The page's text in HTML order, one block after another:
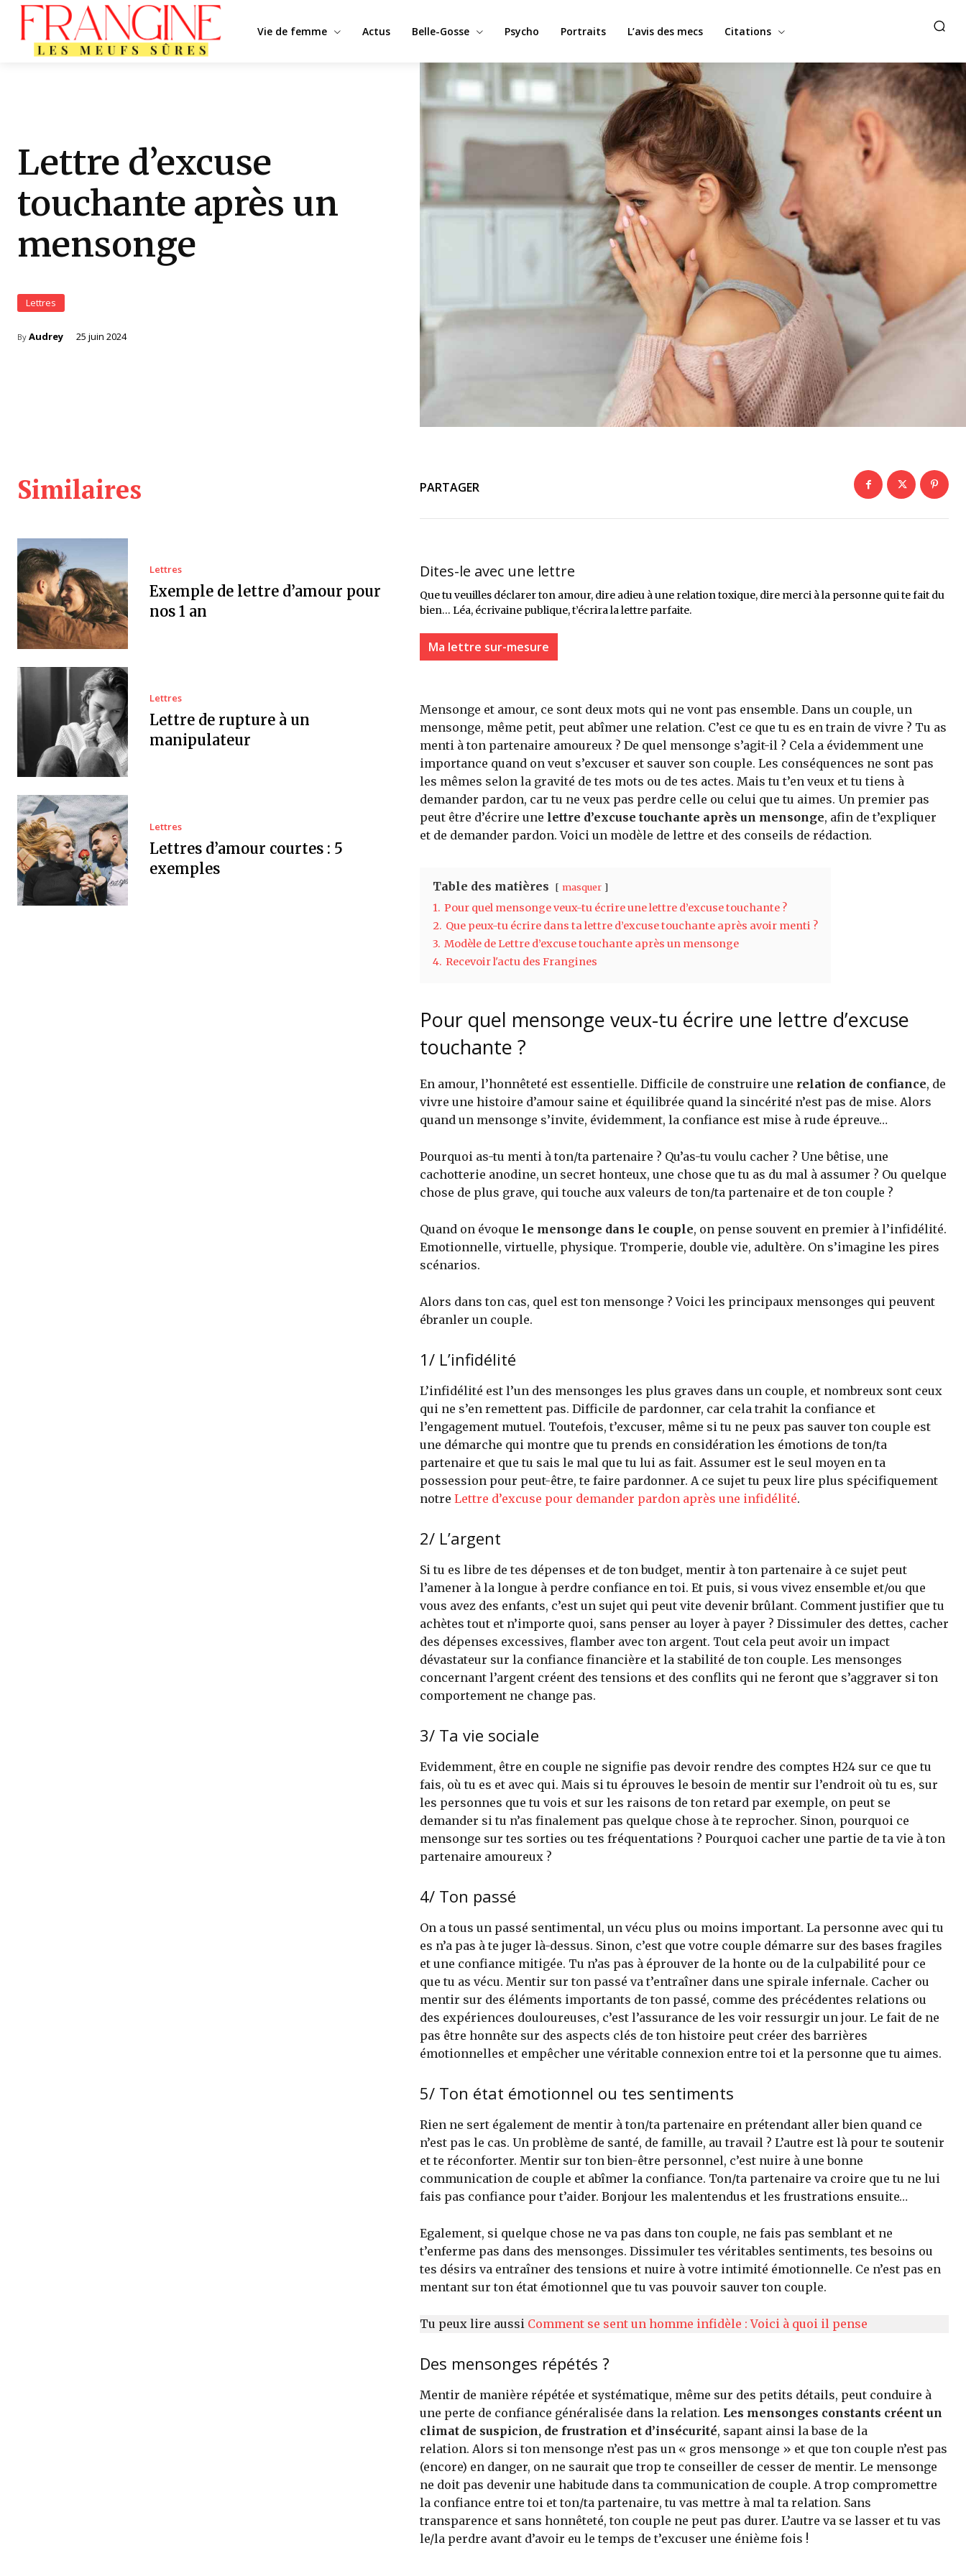
Vie de femme Actus Belle-Gosse Psycho Portraits L’avis des mecs Citations
Lettre d’excuse
touchante après un
mensonge
Lettres
By Audrey 25 juin 2024
Similaires
Lettres
Exemple de lettre d’amour pour
nos 1 an
Lettres
Lettre de rupture à un
manipulateur
Lettres
Lettres d’amour courtes : 5
exemples
PARTAGER
Dites-le avec une lettre
Que tu veuilles déclarer ton amour, dire adieu à une relation toxique, dire merci à la personne qui te fait du
bien… Léa, écrivaine publique, t’écrira la lettre parfaite.
Ma lettre sur-mesure
Mensonge et amour, ce sont deux mots qui ne vont pas ensemble. Dans un couple, un
mensonge, même petit, peut abîmer une relation. C’est ce que tu es en train de vivre ? Tu as
menti à ton partenaire amoureux ? De quel mensonge s’agit-il ? Cela a évidemment une
importance quand on veut s’excuser et sauver son couple. Les conséquences ne sont pas
les mêmes selon la gravité de tes mots ou de tes actes. Mais tu t’en veux et tu tiens à
demander pardon, car tu ne veux pas perdre celle ou celui que tu aimes. Un premier pas
peut être d’écrire une lettre d’excuse touchante après un mensonge, afin de t’expliquer
et de demander pardon. Voici un modèle de lettre et des conseils de rédaction.
Table des matières masquer
1. Pour quel mensonge veux-tu écrire une lettre d’excuse touchante ?
2. Que peux-tu écrire dans ta lettre d’excuse touchante après avoir menti ?
3. Modèle de Lettre d’excuse touchante après un mensonge
4. Recevoir l'actu des Frangines
Pour quel mensonge veux-tu écrire une lettre d’excuse
touchante ?
En amour, l’honnêteté est essentielle. Difficile de construire une relation de confiance, de
vivre une histoire d’amour saine et équilibrée quand la sincérité n’est pas de mise. Alors
quand un mensonge s’invite, évidemment, la confiance est mise à rude épreuve…
Pourquoi as-tu menti à ton/ta partenaire ? Qu’as-tu voulu cacher ? Une bêtise, une
cachotterie anodine, un secret honteux, une chose que tu as du mal à assumer ? Ou quelque
chose de plus grave, qui touche aux valeurs de ton/ta partenaire et de ton couple ?
Quand on évoque le mensonge dans le couple, on pense souvent en premier à l’infidélité.
Emotionnelle, virtuelle, physique. Tromperie, double vie, adultère. On s’imagine les pires
scénarios.
Alors dans ton cas, quel est ton mensonge ? Voici les principaux mensonges qui peuvent
ébranler un couple.
1/ L’infidélité
L’infidélité est l’un des mensonges les plus graves dans un couple, et nombreux sont ceux
qui ne s’en remettent pas. Difficile de pardonner, car cela trahit la confiance et
l’engagement mutuel. Toutefois, t’excuser, même si tu ne peux pas sauver ton couple est
une démarche qui montre que tu prends en considération les émotions de ton/ta
partenaire et que tu sais le mal que tu lui as fait. Assumer est le seul moyen en ta
possession pour peut-être, te faire pardonner. A ce sujet tu peux lire plus spécifiquement
notre Lettre d’excuse pour demander pardon après une infidélité.
2/ L’argent
Si tu es libre de tes dépenses et de ton budget, mentir à ton partenaire à ce sujet peut
l’amener à la longue à perdre confiance en toi. Et puis, si vous vivez ensemble et/ou que
vous avez des enfants, c’est un sujet qui peut vite devenir brûlant. Comment justifier que tu
achètes tout et n’importe quoi, sans penser au loyer à payer ? Dissimuler des dettes, cacher
des dépenses excessives, flamber avec ton argent. Tout cela peut avoir un impact
dévastateur sur la confiance financière et la stabilité de ton couple. Les mensonges
concernant l’argent créent des tensions et des conflits qui ne feront que s’aggraver si ton
comportement ne change pas.
3/ Ta vie sociale
Evidemment, être en couple ne signifie pas devoir rendre des comptes H24 sur ce que tu
fais, où tu es et avec qui. Mais si tu éprouves le besoin de mentir sur l’endroit où tu es, sur
les personnes que tu vois et sur les raisons de ton retard par exemple, on peut se
demander si tu n’as finalement pas quelque chose à te reprocher. Sinon, pourquoi ce
mensonge sur tes sorties ou tes fréquentations ? Pourquoi cacher une partie de ta vie à ton
partenaire amoureux ?
4/ Ton passé
On a tous un passé sentimental, un vécu plus ou moins important. La personne avec qui tu
es n’a pas à te juger là-dessus. Sinon, c’est que votre couple démarre sur des bases fragiles
et une confiance mitigée. Tu n’as pas à éprouver de la honte ou de la culpabilité pour ce
que tu as vécu. Mentir sur ton passé va t’entraîner dans une spirale infernale. Cacher ou
mentir sur des éléments importants de ton passé, comme des précédentes relations ou
des expériences douloureuses, c’est l’assurance de les voir ressurgir un jour. Le fait de ne
pas être honnête sur des aspects clés de ton histoire peut créer des barrières
émotionnelles et empêcher une véritable connexion entre toi et la personne que tu aimes.
5/ Ton état émotionnel ou tes sentiments
Rien ne sert également de mentir à ton/ta partenaire en prétendant aller bien quand ce
n’est pas le cas. Un problème de santé, de famille, au travail ? L’autre est là pour te soutenir
et te réconforter. Mentir sur ton bien-être personnel, c’est nuire à une bonne
communication de couple et abîmer la confiance. Ton/ta partenaire va croire que tu ne lui
fais pas confiance pour t’aider. Bonjour les malentendus et les frustrations ensuite…
Egalement, si quelque chose ne va pas dans ton couple, ne fais pas semblant et ne
t’enferme pas dans des mensonges. Dissimuler tes véritables sentiments, tes besoins ou
tes désirs va entraîner des tensions et nuire à votre intimité émotionnelle. Ce n’est pas en
mentant sur ton état émotionnel que tu vas pouvoir sauver ton couple.
Tu peux lire aussi Comment se sent un homme infidèle : Voici à quoi il pense
Des mensonges répétés ?
Mentir de manière répétée et systématique, même sur des petits détails, peut conduire à
une perte de confiance généralisée dans la relation. Les mensonges constants créent un
climat de suspicion, de frustration et d’insécurité, sapant ainsi la base de la
relation. Alors si ton mensonge n’est pas un « gros mensonge » et que ton couple n’est pas
(encore) en danger, on ne saurait que trop te conseiller de cesser de mentir. Le mensonge
ne doit pas devenir une habitude dans ta communication de couple. A trop compromettre
la confiance entre toi et ton/ta partenaire, tu vas mettre à mal ta relation. Sans
transparence et sans honnêteté, ton couple ne peut pas durer. L’autre va se lasser et tu vas
le/la perdre avant d’avoir eu le temps de t’excuser une énième fois !